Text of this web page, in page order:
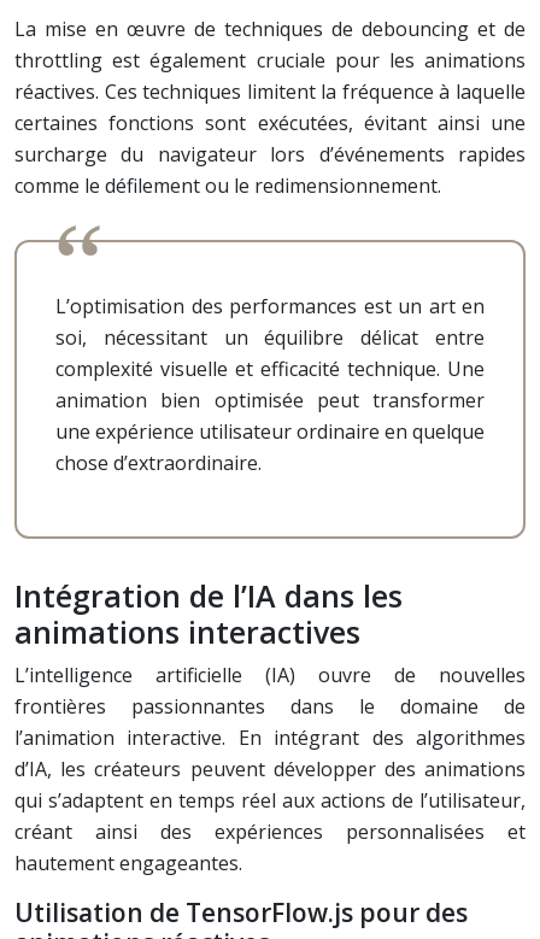
La mise en œuvre de techniques de debouncing et de
throttling est également cruciale pour les animations
réactives. Ces techniques limitent la fréquence à laquelle
certaines fonctions sont exécutées, évitant ainsi une
surcharge du navigateur lors d’événements rapides
comme le défilement ou le redimensionnement.
L’optimisation des performances est un art en
soi, nécessitant un équilibre délicat entre
complexité visuelle et efficacité technique. Une
animation bien optimisée peut transformer
une expérience utilisateur ordinaire en quelque
chose d’extraordinaire.
Intégration de l’IA dans les
animations interactives
L’intelligence artificielle (IA) ouvre de nouvelles
frontières passionnantes dans le domaine de
l’animation interactive. En intégrant des algorithmes
d’IA, les créateurs peuvent développer des animations
qui s’adaptent en temps réel aux actions de l’utilisateur,
créant ainsi des expériences personnalisées et
hautement engageantes.
Utilisation de TensorFlow.js pour des